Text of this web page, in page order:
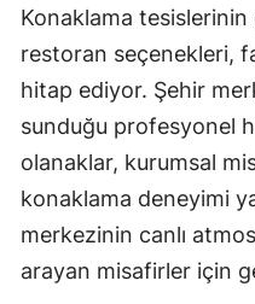
Konaklama
restoran seçenekleri,
hitap ediyor. Şehir
sunduğu profesyonel
olanaklar, kurumsal
konaklama deneyimi
merkezinin canlı
arayan misafirler için